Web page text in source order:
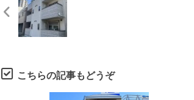
こちらの記事もどうぞ